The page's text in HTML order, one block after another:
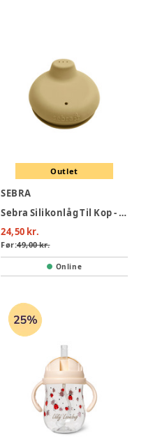
Outlet
SEBRA
Sebra Silikonlåg Til Kop - Wheat Yellow
24,50 kr.
Før:49,00 kr.
Online